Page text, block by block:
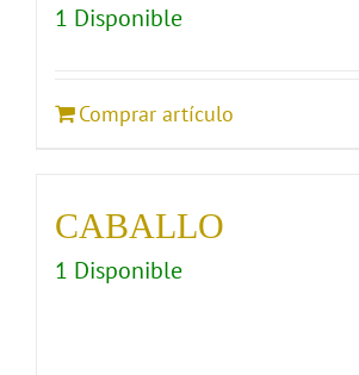
1 Disponible
Comprar artículo
CABALLO
1 Disponible